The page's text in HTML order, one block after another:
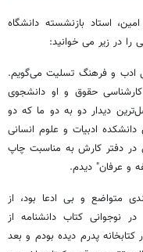
استاد بازنشسته دانشگاه
در زیر می خوانید:
ادب و فرهنگ تسلیت می‌گویم.
حقوق و او دانشجوی
دیدار دو به دو ما که دو
ادبیات و علوم انسانی
در دفتر کارش به مناسبت چاپ
و عرفان" دیدم.
متواضع و بی ادعا بود، از
نوجوانی کتاب دانشنامه از
پدرم دیده بودم و بعد